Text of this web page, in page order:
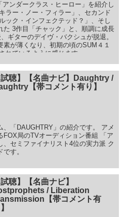
ンダークラス・ヒーロー」を紹介し
ラー・ノー・フィラー」、セカンド
ック・インフェクテッド？」、そし
た 3作目「チャック」と、順調に成長
ギターのデイヴ・バクシュが脱退。
が薄くなり、初期の頃のSUM４１
れているように感じます。
試聴】【名曲ナビ】Daughtry /
【帯コメント有り】
、「DAUGHTRY」の紹介です。 アメ
FOX局のTVオーディション番組 「ア
、セミファイナリスト4位の実力派 ク
す。
試聴】【名曲ナビ】
/ Liberation
【帯コメント有